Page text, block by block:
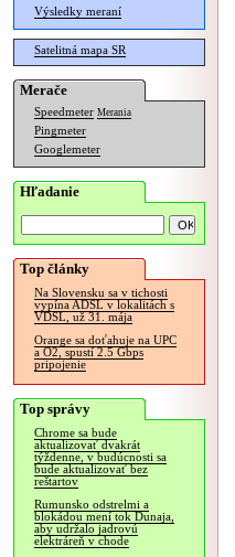
Výsledky meraní
Satelitná mapa SR
Merače
Speedmeter Merania
Pingmeter
Googlemeter
Hľadanie
Top články
Na Slovensku sa v tichosti
vypína ADSL v lokalitách s
VDSL, už 31. mája
Orange sa doťahuje na UPC
a O2, spustí 2.5 Gbps
pripojenie
Top správy
Chrome sa bude
aktualizovať dvakrát
týždenne, v budúcnosti sa
bude aktualizovať bez
reštartov
Rumunsko odstrelmi a
blokádou mení tok Dunaja,
aby udržalo jadrovú
elektráreň v chode